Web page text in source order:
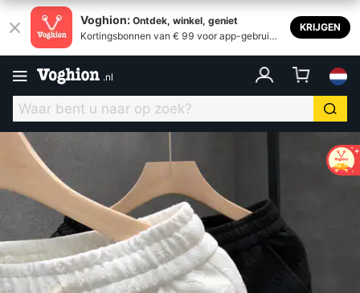
Voghion: Ontdek, winkel, geniet
Kortingsbonnen van € 99 voor app-gebruike
KRIJGEN
.nl